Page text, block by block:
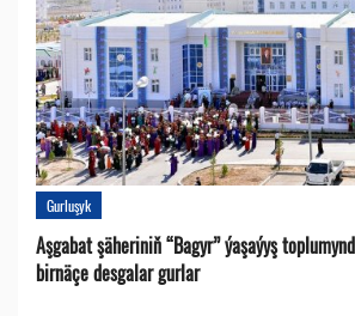
Gurluşyk
Aşgabat şäheriniň “Bagyr” ýaşaýyş
birnäçe desgalar gurlar